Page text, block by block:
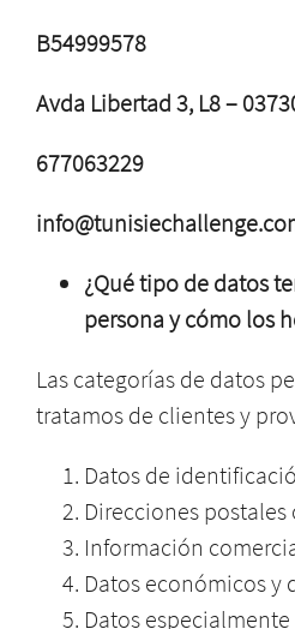
B54999578
Avda Libertad 3, L8 –
677063229
¿Qué tipo de datos
persona y cómo los
Las categorías de datos
tratamos de clientes y
Datos de
Direcciones
Información
Datos económicos y
Datos